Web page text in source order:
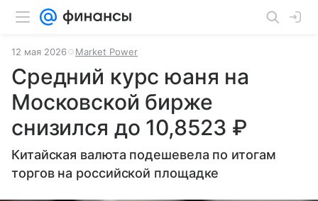
12 мая 2026 Market Power
Средний курс юаня на
Московской бирже
снизился до 10,8523 ₽
Китайская валюта подешевела по итогам
торгов на российской площадке